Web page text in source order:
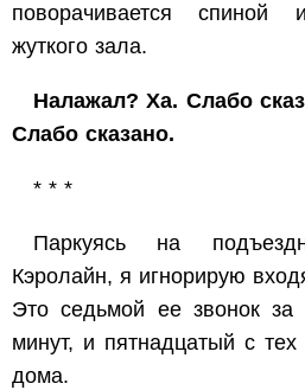
поворачивается спиной
жуткого зала.
Налажал? Ха. Слабо
Слабо сказано.
* * *
Паркуясь на
Кэролайн, я игнорирую
Это седьмой ее звонок за
минут, и пятнадцатый с
дома.